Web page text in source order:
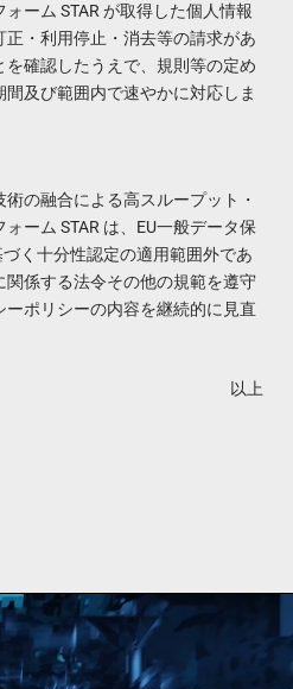
ーム STAR が取得した個人情報
・利用停止・消去等の請求があ
確認したうえで、規則等の定め
及び範囲内で速やかに対応しま
の融合による高スループット・
ーム STAR は、EU一般データ保
く十分性認定の適用範囲外であ
係する法令その他の規範を遵守
ポリシーの内容を継続的に見直
以上